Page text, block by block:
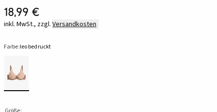
18,99 €
inkl. MwSt., zzgl. Versandkosten
Farbe:leo bedruckt